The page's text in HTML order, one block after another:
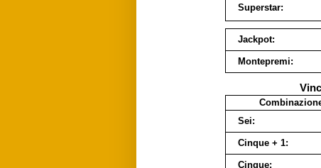
Superstar:
Jackpot:
Montepremi:
Sei:
Cinque + 1:
Cinque: